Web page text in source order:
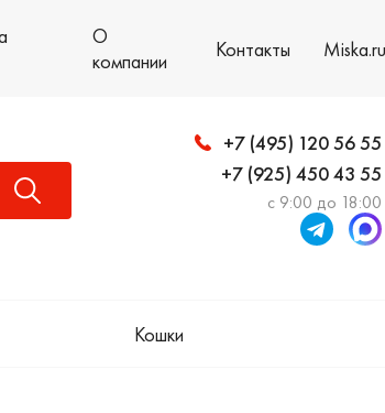
О
компании
Контакты
+7 (495) 120 56 55
+7 (925) 450 43 55
с 9:00 до 18:00
Кошки